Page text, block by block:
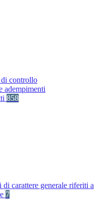
controllo
adempimenti
858
carattere generale riferiti a
7